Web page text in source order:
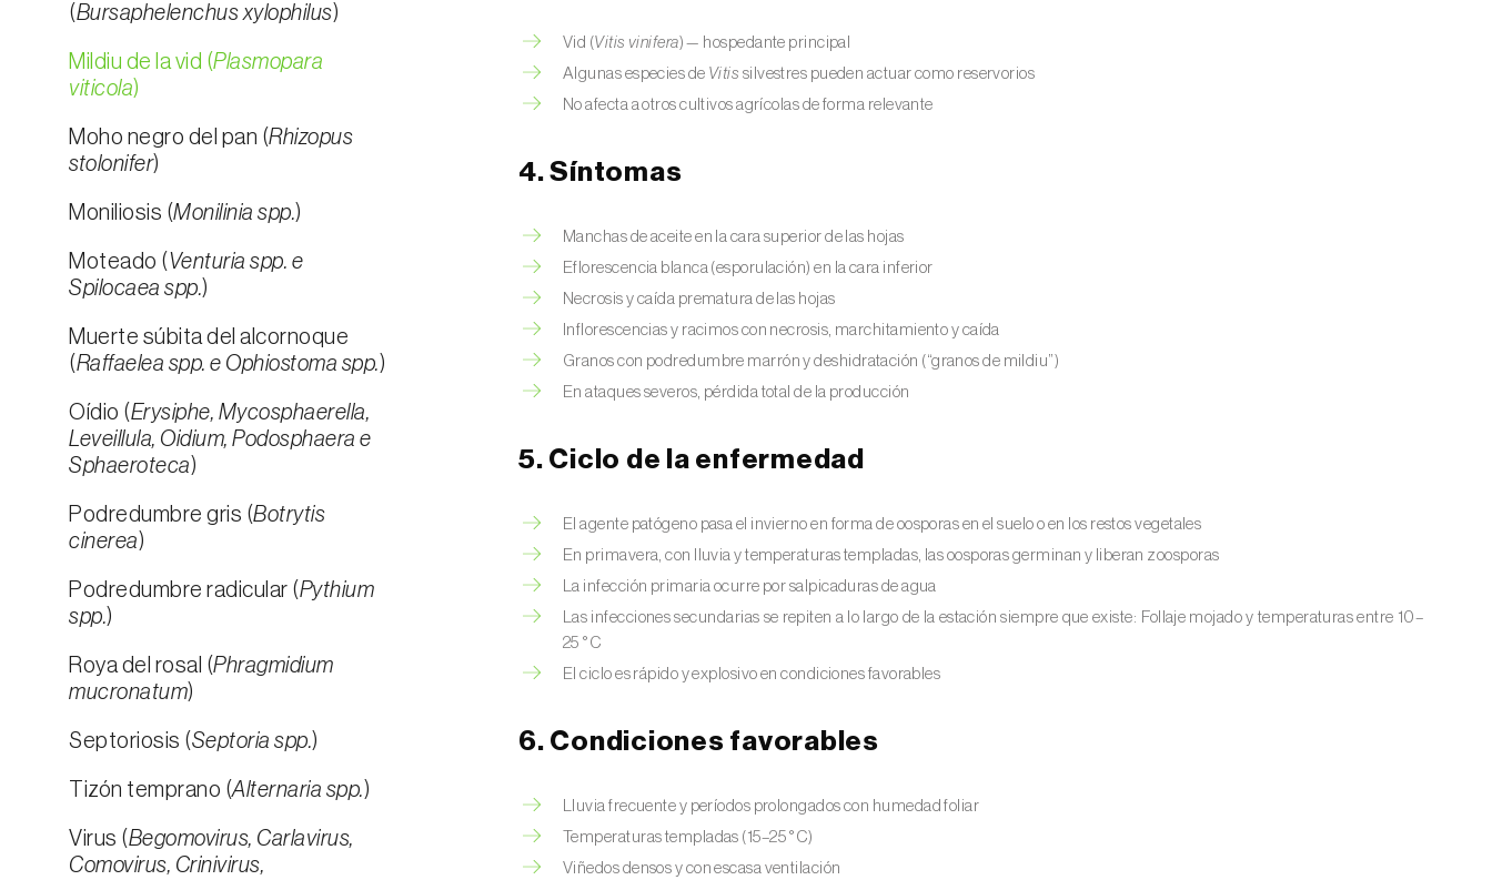
(Bursaphelenchus xylophilus)
Mildiu de la vid (Plasmopara
viticola)
Moho negro del pan (Rhizopus
stolonifer)
Moniliosis (Monilinia spp.)
Moteado ( Venturia spp. e
Spilocaea spp.)
Muerte súbita del alcornoque
(Raffaelea spp. e Ophiostoma spp.)
Oídio (Erysiphe, Mycosphaerella,
Leveillula, Oidium, Podosphaera e
Sphaeroteca)
Podredumbre gris (Botrytis
cinerea)
Podredumbre radicular (Pythium
spp.)
Roya del rosal (Phragmidium
mucronatum)
Septoriosis (Septoria spp.)
Tizón temprano (Alternaria spp.)
Virus (Begomovirus, Carlavirus,
Comovirus, Crinivirus,
Vid (Vitis vinifera) — hospedante principal
Algunas especies de Vitis silvestres pueden actuar como reservorios
No afecta a otros cultivos agrícolas de forma relevante
4. Síntomas
Manchas de aceite en la cara superior de las hojas
Eflorescencia blanca (esporulación) en la cara inferior
Necrosis y caída prematura de las hojas
Inflorescencias y racimos con necrosis, marchitamiento y caída
Granos con podredumbre marrón y deshidratación (“granos de mildiu”)
En ataques severos, pérdida total de la producción
5. Ciclo de la enfermedad
El agente patógeno pasa el invierno en forma de oosporas en el suelo o en los restos vegetales
En primavera, con lluvia y temperaturas templadas, las oosporas germinan y liberan zoosporas
La infección primaria ocurre por salpicaduras de agua
Las infecciones secundarias se repiten a lo largo de la estación siempre que existe: Follaje mojado y temperaturas entre 10–
25 °C
El ciclo es rápido y explosivo en condiciones favorables
6. Condiciones favorables
Lluvia frecuente y períodos prolongados con humedad foliar
Temperaturas templadas (15–25 °C)
Viñedos densos y con escasa ventilación